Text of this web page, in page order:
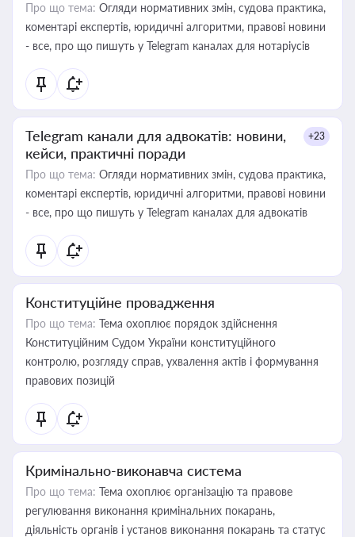
Про що тема: Огляди нормативних змін, судова практика,
коментарі експертів, юридичні алгоритми, правові новини
- все, про що пишуть у Telegram каналах для нотаріусів
Telegram канали для адвокатів: новини,
кейси, практичні поради
+23
Про що тема: Огляди нормативних змін, судова практика,
коментарі експертів, юридичні алгоритми, правові новини
- все, про що пишуть у Telegram каналах для адвокатів
Конституційне провадження
Про що тема: Тема охоплює порядок здійснення
Конституційним Судом України конституційного
контролю, розгляду справ, ухвалення актів і формування
правових позицій
Кримінально-виконавча система
Про що тема: Тема охоплює організацію та правове
регулювання виконання кримінальних покарань,
діяльність органів і установ виконання покарань та статус